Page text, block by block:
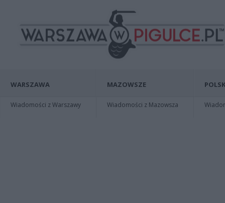
WARSZAWA
Wiadomości z Warszawy
MAZOWSZE
Wiadomości z Mazowsza